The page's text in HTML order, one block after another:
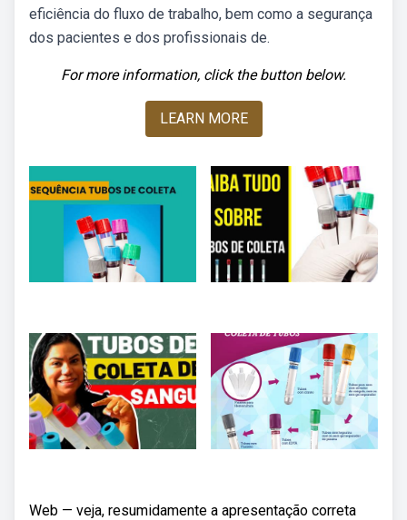
eficiência do fluxo de trabalho, bem como a segurança
dos pacientes e dos profissionais de.
For more information, click the button below.
LEARN MORE
Web — veja, resumidamente a apresentação correta